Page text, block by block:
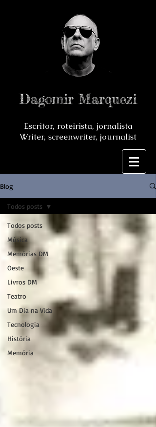
Dagomir Marquezi
Escritor, roteirista, jornalista
Writer, screenwriter, journalist
Blog
Todos posts
Música
Memórias DM
Oeste
Livros DM
Teatro
Um Dia na Vida
Tecnologia
História
Memória
Todos posts